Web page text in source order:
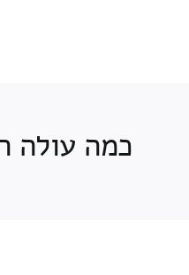
כמה עולה